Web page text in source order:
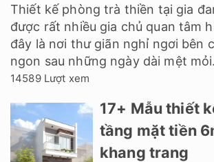
Thiết kế phòng trà thiền tại gia
được rất nhiều gia chủ quan tâm
đây là nơi thư giãn nghỉ ngơi bên
ngon sau những ngày dài mệt
14589 Lượt xem
17+ Mẫu thiết
tầng mặt tiền
khang trang